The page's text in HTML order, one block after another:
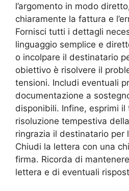
l’argomento in modo
chiaramente la fattura e
Fornisci tutti i dettagli
linguaggio semplice e
o incolpare il destinatario
obiettivo è risolvere il
tensioni. Includi eventuali
documentazione a
disponibili. Infine, esprimi
risoluzione tempestiva
ringrazia il destinatario per
Chiudi la lettera con una
firma. Ricorda di
lettera e di eventuali